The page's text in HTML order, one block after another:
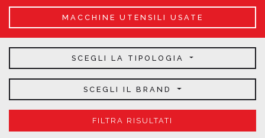
MACCHINE UTENSILI USATE
SCEGLI LA TIPOLOGIA
SCEGLI IL BRAND
FILTRA RISULTATI